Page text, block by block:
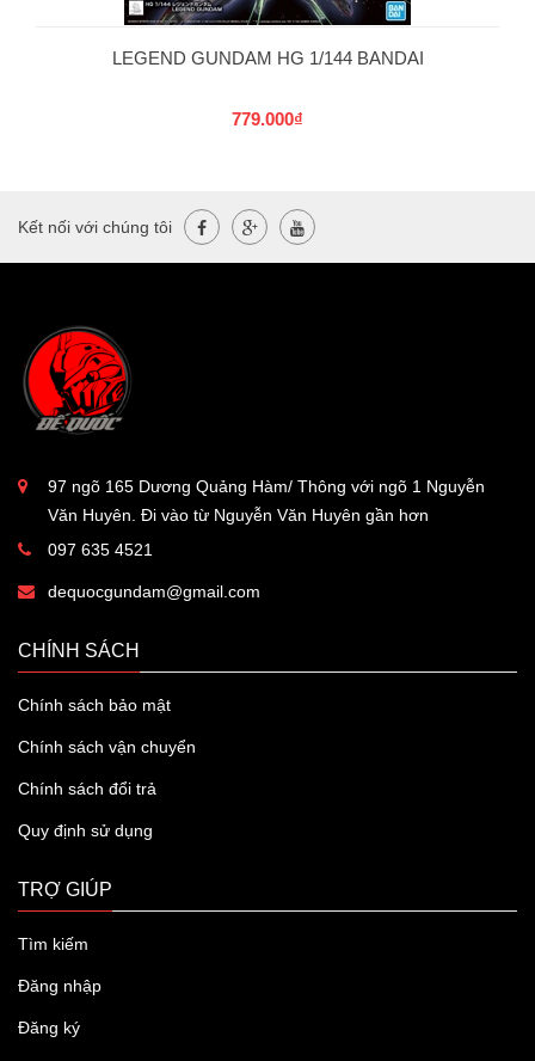
LEGEND GUNDAM HG 1/144 BANDAI
779.000₫
Kết nối với chúng tôi
97 ngõ 165 Dương Quảng Hàm/ Thông với ngõ 1 Nguyễn
Văn Huyên. Đi vào từ Nguyễn Văn Huyên gần hơn
097 635 4521
dequocgundam@gmail.com
CHÍNH SÁCH
Chính sách bảo mật
Chính sách vận chuyển
Chính sách đổi trả
Quy định sử dụng
TRỢ GIÚP
Tìm kiếm
Đăng nhập
Đăng ký